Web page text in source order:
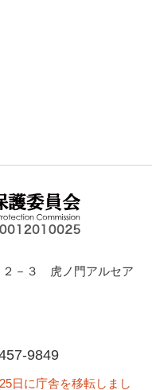
２－３ 虎ノ門アルセア
9849
日に庁舎を移転しまし